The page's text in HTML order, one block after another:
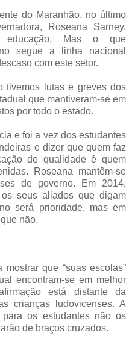
do Maranhão, no último
Roseana Sarney,
educação. Mas o que
segue a linha nacional
com este setor.
tivemos lutas e greves dos
que mantiveram-se em
por todo o estado.
e foi a vez dos estudantes
e dizer que quem faz
de qualidade é quem
Roseana mantêm-se
de governo. Em 2014,
seus aliados que digam
será prioridade, mas em
não.
que “suas escolas”
encontram-se em melhor
está distante da
crianças ludovicenses. A
os estudantes não os
de braços cruzados.